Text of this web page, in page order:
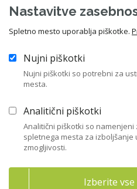
Pravica do zimskega
nagrajevanje, uprava
Izločanje posameznega
odločanju o zadevah, ki
pri imenovanju sam ...
Nastavitve
Spletno mesto uporablja piškotke.
Nujni piškotki
Nujni piškotki so potrebni za
mesta.
Analitični piškotki
Analitični piškotki so
spletnega mesta za izboljšanje
zmogljivosti.
Izberite